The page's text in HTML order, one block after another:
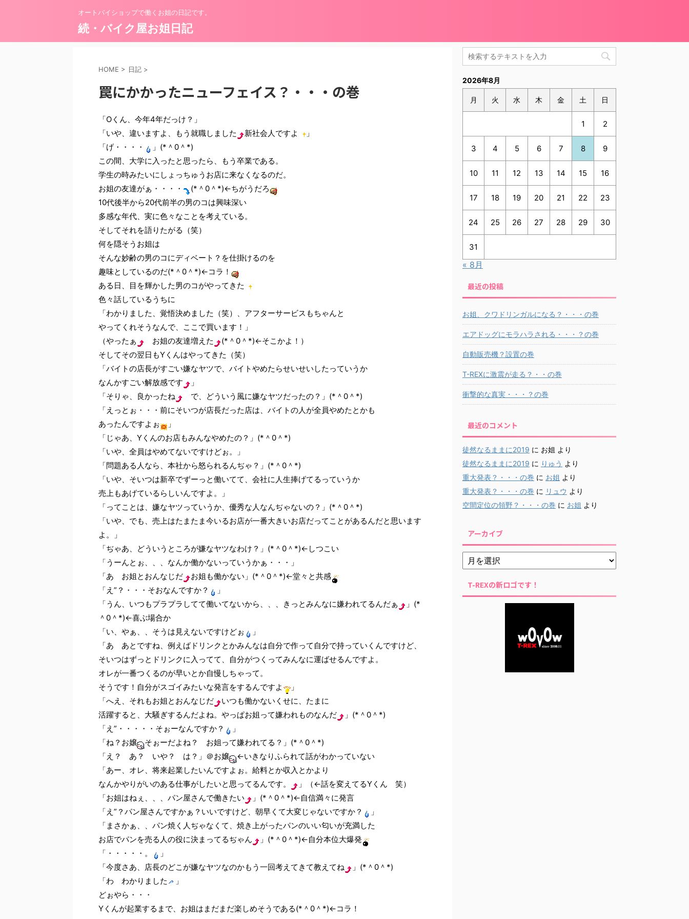
オートバイショップで働くお姐の日記です。
続・バイク屋お姐日記
HOME > 日記 >
罠にかかったニューフェイス？・・・の巻
「Oくん、今年4年だっけ？」
「いや、違いますよ、もう就職しました
新社会人ですよ
」
「げ・・・・
」(*＾0＾*)
この間、大学に入ったと思ったら、もう卒業である。
学生の時みたいにしょっちゅうお店に来なくなるのだ。
お姐の友達がぁ・・・・
(*＾0＾*)←ちがうだろ
10代後半から20代前半の男のコは興味深い
多感な年代、実に色々なことを考えている。
そしてそれを語りたがる（笑）
何を隠そうお姐は
そんな妙齢の男のコにディベート？を仕掛けるのを
趣味としているのだ(*＾0＾*)←コラ！
ある日、目を輝かした男のコがやってきた
色々話しているうちに
「わかりました、覚悟決めました（笑）、アフターサービスもちゃんと
やってくれそうなんで、ここで買います！」
（やったぁ
お姐の友達増えた
(*＾0＾*)←そこかよ！）
そしてその翌日もYくんはやってきた（笑）
「バイトの店長がすごい嫌なヤツで、バイトやめたらせいせいしたっていうか
なんかすごい解放感です
」
「そりゃ、良かったね
で、どういう風に嫌なヤツだったの？」(*＾0＾*)
「えっとぉ・・・前にそいつが店長だった店は、バイトの人が全員やめたとかも
あったんですよぉ
」
「じゃあ、Yくんのお店もみんなやめたの？」(*＾0＾*)
「いや、全員はやめてないですけどぉ。」
「問題ある人なら、本社から怒られるんぢゃ？」(*＾0＾*)
「いや、そいつは新卒でずーっと働いてて、会社に人生捧げてるっていうか
売上もあげているらしいんですよ。」
「ってことは、嫌なヤツっていうか、優秀な人なんぢゃないの？」(*＾0＾*)
「いや、でも、売上はたまたま今いるお店が一番大きいお店だってことがあるんだと思います
よ。」
「ぢゃあ、どういうところが嫌なヤツなわけ？」(*＾0＾*)←しつこい
「うーんとぉ、、、なんか働かないっていうかぁ・・・」
「あ お姐とおんなじだ
お姐も働かない」(*＾0＾*)←堂々と共感
「え”？・・・そおなんですか？
」
「うん、いつもプラプラしてて働いてないから、、、きっとみんなに嫌われてるんだぁ
」(*
＾0＾*)←喜ぶ場合か
「い、やぁ、、そうは見えないですけどぉ
」
「あ あとですね、例えばドリンクとかみんなは自分で作って自分で持っていくんですけど、
そいつはずっとドリンクに入ってて、自分がつくってみんなに運ばせるんですよ。
オレが一番つくるのが早いとか自慢しちゃって。
そうです！自分がスゴイみたいな発言をするんですよ
」
「へえ、それもお姐とおんなじだ
いつも働かないくせに、たまに
活躍すると、大騒ぎするんだよね。やっぱお姐って嫌われものなんだ
」(*＾0＾*)
「え”・・・・・そぉーなんですか？
」
「ね？お嬢
そぉーだよね？ お姐って嫌われてる？」(*＾0＾*)
「え？ あ？ いや？ は？」＠お嬢
←いきなりふられて話がわかっていない
「あー、オレ、将来起業したいんですよぉ。給料とか収入とかより
なんかやりがいのある仕事がしたいと思ってるんです。
」（←話を変えてるYくん 笑）
「お姐はねぇ、、、パン屋さんで働きたい
」(*＾0＾*)←自信満々に発言
「え”？パン屋さんですかぁ？いいですけど、朝早くて大変じゃないですか？
」
「まさかぁ、、パン焼く人ぢゃなくて、焼き上がったパンのいい匂いが充満した
お店でパンを売る人の役に決まってるぢゃん
」(*＾0＾*)←自分本位大爆発
「・・・・・。
」
「今度さあ、店長のどこが嫌なヤツなのかもう一回考えてきて教えてね
」(*＾0＾*)
「わ わかりました
」
どぉやら・・・
Yくんが起業するまで、お姐はまだまだ楽しめそうである(*＾0＾*)←コラ！
2026年8月
月 火 水 木 金 土 日
1 2
3 4 5 6 7 8 9
10 11 12 13 14 15 16
17 18 19 20 21 22 23
24 25 26 27 28 29 30
31
« 8月
最近の投稿
お姐、クワドリンガルになる？・・・の巻
エアドッグにモラハラされる・・・？の巻
自動販売機？設置の巻
T-REXに激震が走る？・・の巻
衝撃的な真実・・・？の巻
最近のコメント
徒然なるままに2019 に お姐 より
徒然なるままに2019 に りゅう より
重大発表？・・・の巻 に お姐 より
重大発表？・・・の巻 に リュウ より
空間定位の領野？・・・の巻 に お姐 より
アーカイブ
T-REXの新ロゴです！